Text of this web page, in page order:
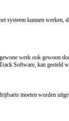
systeem kunnen
werk ook
Software, kan gesteld
moeten worden